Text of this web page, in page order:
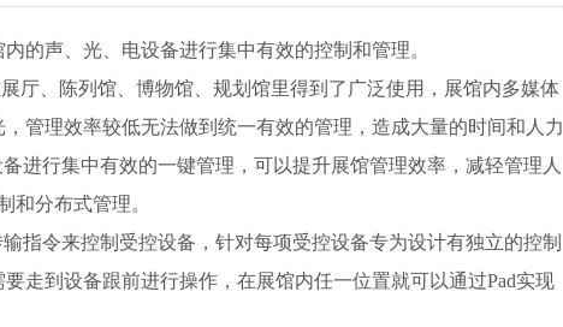
的声、光、电设备进行集中有效的控制和管理。
、陈列馆、博物馆、规划馆里得到了广泛使用，展馆内多媒体
管理效率较低无法做到统一有效的管理，造成大量的时间和人力
进行集中有效的一键管理，可以提升展馆管理效率，减轻管理人
和分布式管理。
令来控制受控设备，针对每项受控设备专为设计有独立的控制
走到设备跟前进行操作，在展馆内任一位置就可以通过Pad实现